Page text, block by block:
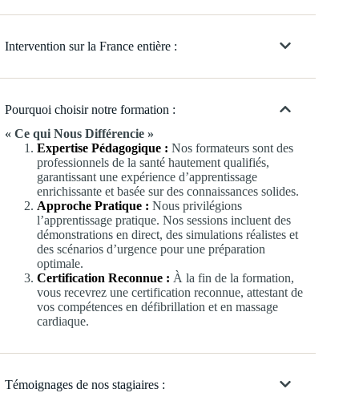
Intervention sur la France entière :
Pourquoi choisir notre formation :
« Ce qui Nous Différencie »
Expertise Pédagogique : Nos formateurs sont des
professionnels de la santé hautement qualifiés,
garantissant une expérience d’apprentissage
enrichissante et basée sur des connaissances solides.
Approche Pratique : Nous privilégions
l’apprentissage pratique. Nos sessions incluent des
démonstrations en direct, des simulations réalistes et
des scénarios d’urgence pour une préparation
optimale.
Certification Reconnue : À la fin de la formation,
vous recevrez une certification reconnue, attestant de
vos compétences en défibrillation et en massage
cardiaque.
Témoignages de nos stagiaires :